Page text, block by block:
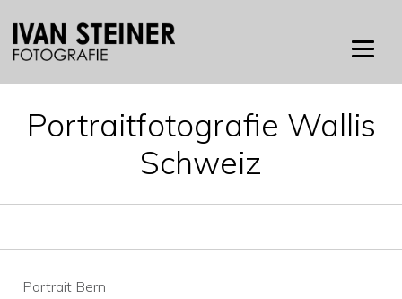
Portraitfotografie Wallis
Schweiz
Beitragsnavigation
Portrait Bern